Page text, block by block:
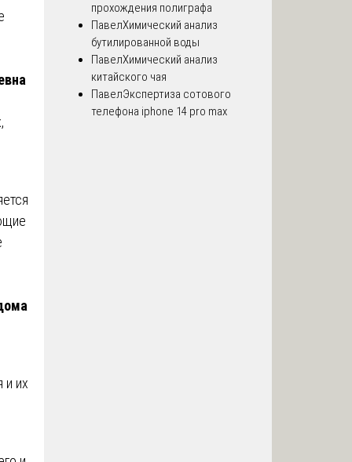
и их
прохождения полиграфа
ПавелХимический анализ
бутилированной воды
ПавелХимический анализ
китайского чая
ПавелЭкспертиза сотового
телефона iphone 14 pro max